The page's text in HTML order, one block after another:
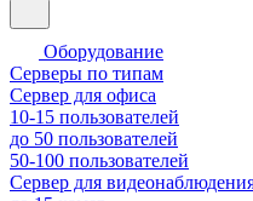
Оборудование
Серверы по типам
Сервер для офиса
10-15 пользователей
до 50 пользователей
50-100 пользователей
Сервер для